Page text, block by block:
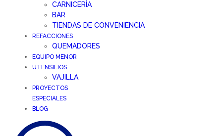
CARNICERÍA
BAR
TIENDAS DE CONVENIENCIA
REFACCIONES
QUEMADORES
EQUIPO MENOR
UTENSILIOS
VAJILLA
PROYECTOS
ESPECIALES
BLOG